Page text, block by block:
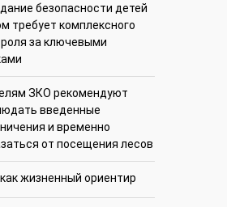
безопасности детей
требует комплексного
за ключевыми
ЗКО рекомендуют
введенные
и временно
от посещения лесов
жизненный ориентир